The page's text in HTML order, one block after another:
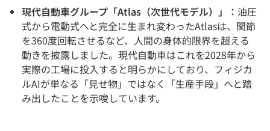
現代自動車グループ「Atlas（次世代モデル）」： 油圧
式から電動式へと完全に生まれ変わったAtlasは、関節
を360度回転させるなど、人間の身体的限界を超える
動きを披露しました。現代自動車はこれを2028年から
実際の工場に投入すると明らかにしており、フィジカ
ルAIが単なる「見せ物」ではなく「生産手段」へと踏
み出したことを示唆しています。